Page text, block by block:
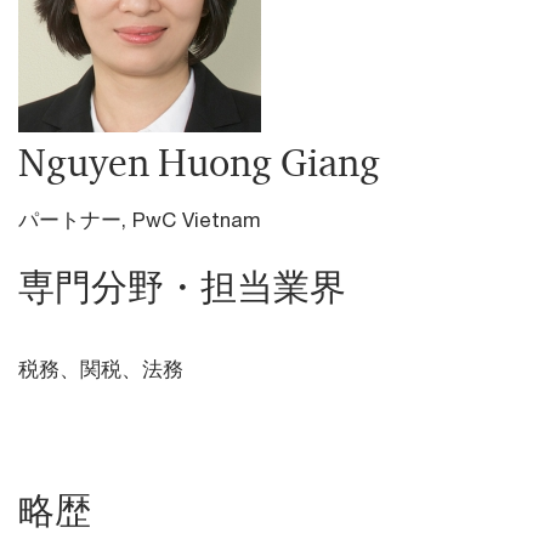
Nguyen Huong Giang
パートナー, PwC Vietnam
専門分野・担当業界
税務、関税、法務
略歴